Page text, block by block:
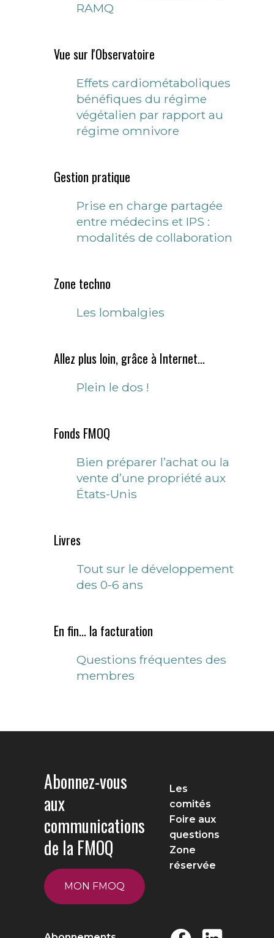
RAMQ
Vue sur l'Observatoire
Effets cardiométaboliques
bénéfiques du régime
végétalien par rapport au
régime omnivore
Gestion pratique
Prise en charge partagée
entre médecins et IPS :
modalités de collaboration
Zone techno
Les lombalgies
Allez plus loin, grâce à Internet...
Plein le dos !
Fonds FMOQ
Bien préparer l’achat ou la
vente d’une propriété aux
États-Unis
Livres
Tout sur le développement
des 0-6 ans
En fin... la facturation
Questions fréquentes des
membres
Abonnez-vous
aux
communications
de la FMOQ
MON FMOQ
Les
comités
Foire aux
questions
Zone
réservée